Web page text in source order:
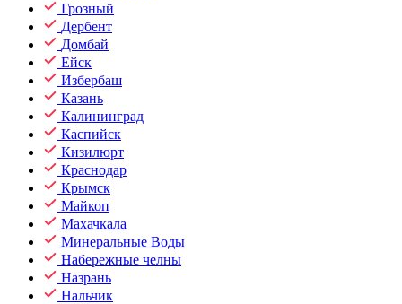
Грозный
Дербент
Домбай
Ейск
Избербаш
Казань
Калининград
Каспийск
Кизилюрт
Краснодар
Крымск
Майкоп
Махачкала
Минеральные Воды
Набережные челны
Назрань
Нальчик